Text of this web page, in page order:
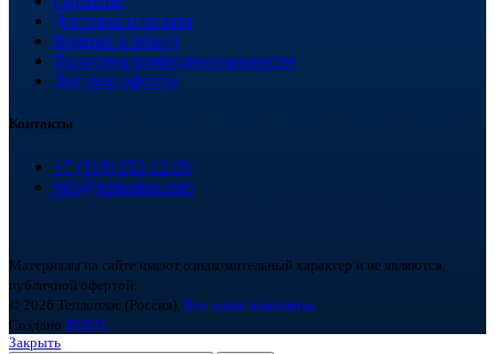
Доставка и оплата
Возврат и обмен
Политика конфиденциальности
Договор оферты
Контакты
+7 (918) 252-12-26
info@teploplas.com
Материалы на сайте имеют ознакомительный характер и не являются
публичной офертой.
© 2026 Теплоплас (Россия). Все права защищены.
Создано BOND
Закрыть